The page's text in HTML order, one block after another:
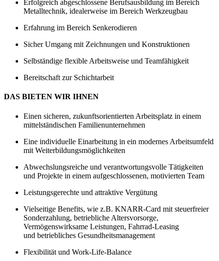
Erfolgreich abgeschlossene Berufsausbildung im Bereich
Metalltechnik, idealerweise im Bereich Werkzeugbau
Erfahrung im Bereich Senkerodieren
Sicher Umgang mit Zeichnungen und Konstruktionen
Selbständige flexible Arbeitsweise und Teamfähigkeit
Bereitschaft zur Schichtarbeit
DAS BIETEN WIR IHNEN
Einen sicheren, zukunftsorientierten Arbeitsplatz in einem
mittelständischen Familienunternehmen
Eine individuelle Einarbeitung in ein modernes Arbeitsumfeld
mit Weiterbildungsmöglichkeiten
Abwechslungsreiche und verantwortungsvolle Tätigkeiten
und Projekte in einem aufgeschlossenen, motivierten Team
Leistungsgerechte und attraktive Vergütung
Vielseitige Benefits, wie z.B. KNARR-Card mit steuerfreier
Sonderzahlung, betriebliche Altersvorsorge,
Vermögenswirksame Leistungen, Fahrrad-Leasing
und betriebliches Gesundheitsmanagement
Flexibilität und Work-Life-Balance